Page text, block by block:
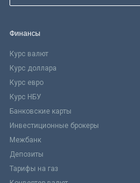
Финансы
Курс валют
Курс доллара
Курс евро
Курс НБУ
Банковские карты
Инвестиционные брокеры
Межбанк
Депозиты
Тарифы на газ